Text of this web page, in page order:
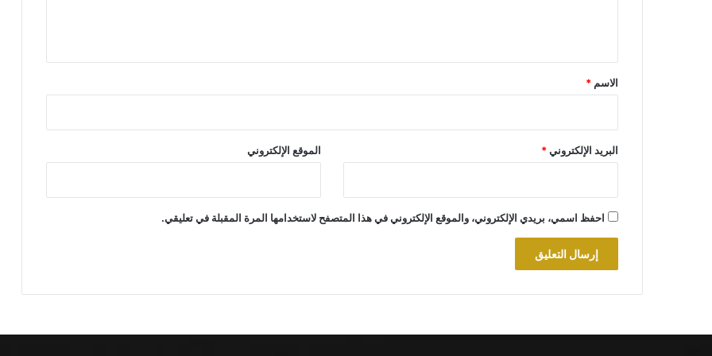
*
الاسم *
البريد الإلكتروني* الموقع الإلكتروني
احفظ اسمي، بريدي الإلكتروني، والموقع الإلكتروني في هذا المتصفح لاستخدامها المرة المقبلة في تعليقي.